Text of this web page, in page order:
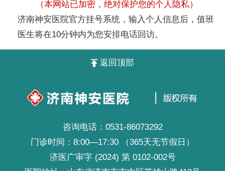
（本网站已加密，绝对保护您的个人隐私）
济南神安医院官方挂号系统，输入个人信息后，值班
医生将在10分钟内为您安排电话回访。
返回顶部
咨询电话： 0531-86073292
门诊时间：8:00—17:30 （365天无节假日）
济医广审字 (2024) 第 0102-002号